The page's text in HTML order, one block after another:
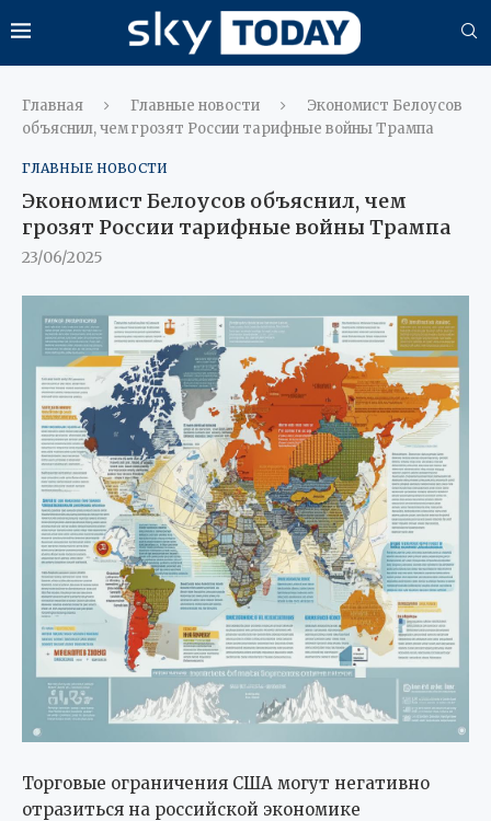
Главная Главные новости
Экономист Белоусов
объяснил, чем грозят России тарифные войны Трампа
ГЛАВНЫЕ НОВОСТИ
Экономист Белоусов объяснил, чем
грозят России тарифные войны Трампа
23/06/2025
Торговые ограничения США могут негативно
отразиться на российской экономике